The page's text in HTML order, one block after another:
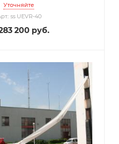
Уточняйте
ss UEVR-40
200 руб.